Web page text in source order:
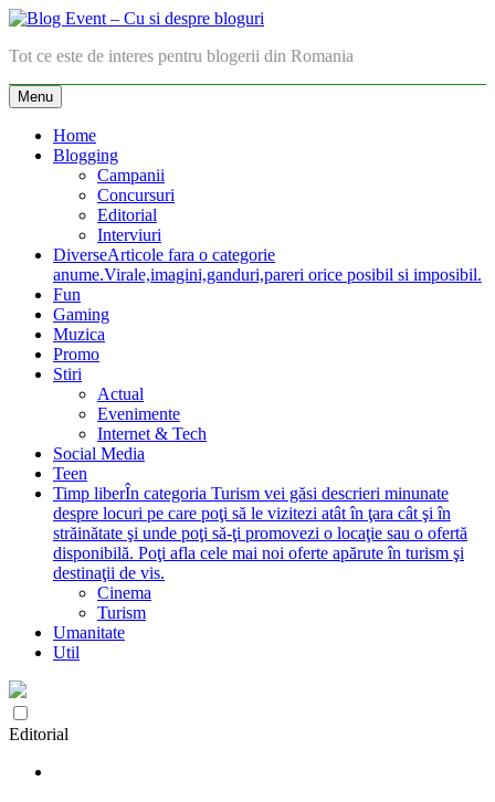
Skip
content
Blog Event – Cu si despre bloguri
Tot ce este de interes pentru blogerii din Romania
Menu
Home
Blogging
Campanii
Concursuri
Editorial
Interviuri
DiverseArticole fara o categorie
anume.Virale,imagini,ganduri,pareri orice posibil si imposibil.
Fun
Gaming
Muzica
Promo
Stiri
Actual
Evenimente
Internet & Tech
Social Media
Teen
Timp liberÎn categoria Turism vei găsi descrieri minunate
despre locuri pe care poţi să le vizitezi atât în ţara cât şi în
străinătate şi unde poţi să-ţi promovezi o locaţie sau o ofertă
disponibilă. Poţi afla cele mai noi oferte apărute în turism şi
destinaţii de vis.
Cinema
Turism
Umanitate
Util
Editorial